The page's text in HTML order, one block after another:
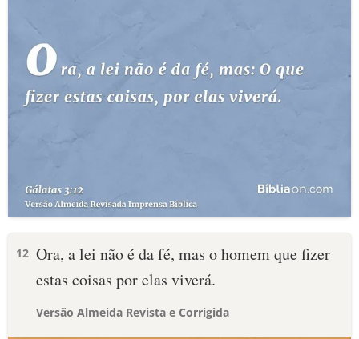
12 Ora, a lei não é da fé, mas o homem que fizer
estas coisas por elas viverá.
Versão Almeida Revista e Corrigida